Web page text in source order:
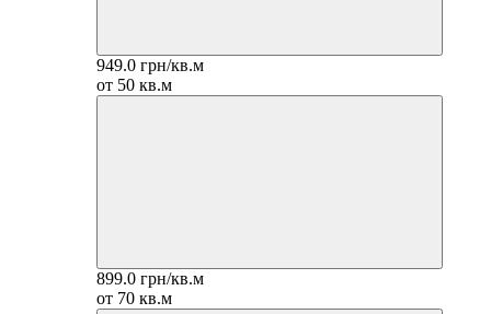
949.0 грн/кв.м
от 50 кв.м
899.0 грн/кв.м
от 70 кв.м